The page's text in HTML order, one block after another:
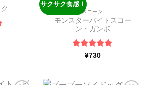
サクサク食感！
スコーン
モンスターバイトスコー
ン・ガンボ
5段階中5
¥730